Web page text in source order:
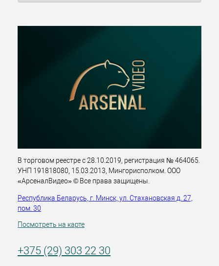
В торговом реестре с 28.10.2019, регистрация № 464065.
УНП 191818080, 15.03.2013, Мингорисполком. ООО
«АрсеналВидео» © Все права защищены.
Республика Беларусь, г. Минск, ул. Стахановская д. 27,
пом. 30
Посмотреть на карте
+375 (29) 303 22 30